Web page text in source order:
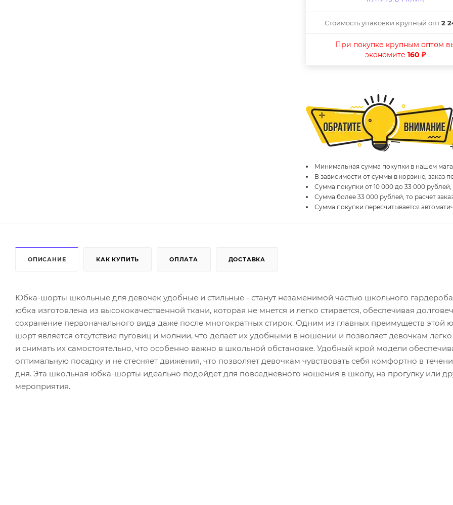
Стоимость упаковки крупный опт2
При покупке крупным оптом
экономите160 ₽
Минимальная сумма покупки в нашем
В зависимости от суммы в корзине, заказ
Сумма покупки от 10 000 до 33 000 рублей,
Сумма более 33 000 рублей, то расчет
Сумма покупки пересчитывается
ОПИСАНИЕ КАК КУПИТЬ ОПЛАТА ДОСТАВКА
Юбка-шорты школьные для девочек удобные и стильные - станут незаменимой частью школьного
юбка изготовлена из высококачественной ткани, которая не мнется и легко стирается, обеспечивая
сохранение первоначального вида даже после многократных стирок. Одним из главных преимуществ этой
шорт является отсутствие пуговиц и молнии, что делает их удобными в ношении и позволяет девочкам легко
и снимать их самостоятельно, что особенно важно в школьной обстановке. Удобный крой модели
оптимальную посадку и не стесняет движения, что позволяет девочкам чувствовать себя комфортно в
дня. Эта школьная юбка-шорты идеально подойдет для повседневного ношения в школу, на прогулку или
мероприятия.